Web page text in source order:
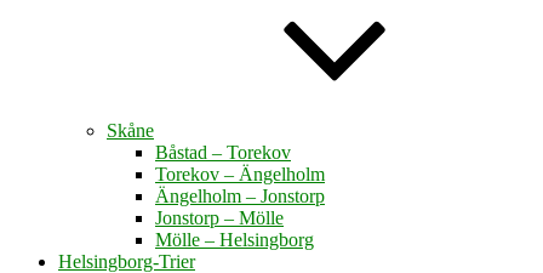
Skåne
Båstad – Torekov
Torekov – Ängelholm
Ängelholm – Jonstorp
Jonstorp – Mölle
Mölle – Helsingborg
Helsingborg-Trier